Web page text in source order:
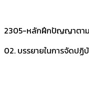
2305-หลักฝึกปัญญาตา
02. บรรยายในการจัดปฏิ